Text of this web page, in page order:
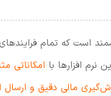
است که تمام
افزارها با امکاناتی
مالی دقیق و ارسال